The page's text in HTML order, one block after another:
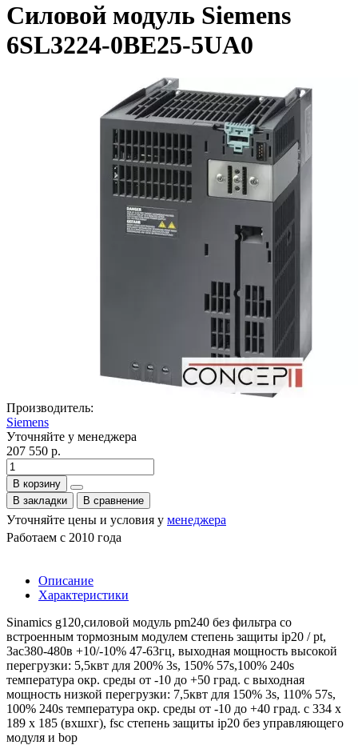
Силовой модуль Siemens
6SL3224-0BE25-5UA0
Производитель:
Siemens
Уточняйте у менеджера
207 550 р.
В корзину
В закладки
В сравнение
Уточняйте цены и условия у менеджера
Работаем с 2010 года
Описание
Характеристики
Sinamics g120,силовой модуль pm240 без фильтра со
встроенным тормозным модулем степень защиты ip20 / pt,
3ac380-480в +10/-10% 47-63гц, выходная мощность высокой
перегрузки: 5,5квт для 200% 3s, 150% 57s,100% 240s
температура окр. среды от -10 до +50 град. c выходная
мощность низкой перегрузки: 7,5квт для 150% 3s, 110% 57s,
100% 240s температура окр. среды от -10 до +40 град. c 334 x
189 x 185 (вxшxг), fsc степень защиты ip20 без управляющего
модуля и bop